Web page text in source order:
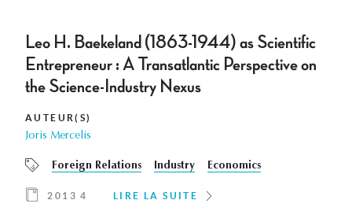
Leo H. Baekeland (1863-1944) as Scientific
Entrepreneur : A Transatlantic Perspective on
the Science-Industry Nexus
AUTEUR(S)
Joris Mercelis
Foreign Relations Industry Economics
2013 4 LIRE LA SUITE